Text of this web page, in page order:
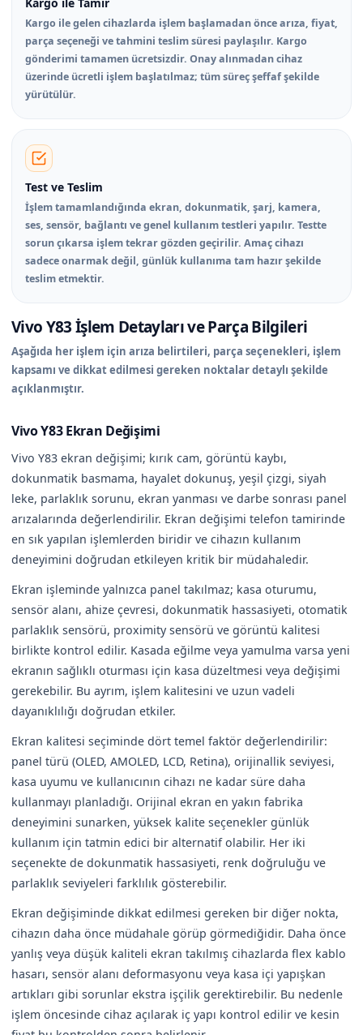
Kargo ile gelen cihazlarda işlem başlamadan önce arıza, fiyat,
parça seçeneği ve tahmini teslim süresi paylaşılır. Kargo
gönderimi tamamen ücretsizdir. Onay alınmadan cihaz
üzerinde ücretli işlem başlatılmaz; tüm süreç şeffaf şekilde
yürütülür.
Test ve Teslim
İşlem tamamlandığında ekran, dokunmatik, şarj, kamera,
ses, sensör, bağlantı ve genel kullanım testleri yapılır. Testte
sorun çıkarsa işlem tekrar gözden geçirilir. Amaç cihazı
sadece onarmak değil, günlük kullanıma tam hazır şekilde
teslim etmektir.
Vivo Y83 İşlem Detayları ve Parça Bilgileri
Aşağıda her işlem için arıza belirtileri, parça seçenekleri, işlem
kapsamı ve dikkat edilmesi gereken noktalar detaylı şekilde
açıklanmıştır.
Vivo Y83 Ekran Değişimi
Vivo Y83 ekran değişimi; kırık cam, görüntü kaybı,
dokunmatik basmama, hayalet dokunuş, yeşil çizgi, siyah
leke, parlaklık sorunu, ekran yanması ve darbe sonrası panel
arızalarında değerlendirilir. Ekran değişimi telefon tamirinde
en sık yapılan işlemlerden biridir ve cihazın kullanım
deneyimini doğrudan etkileyen kritik bir müdahaledir.
Ekran işleminde yalnızca panel takılmaz; kasa oturumu,
sensör alanı, ahize çevresi, dokunmatik hassasiyeti, otomatik
parlaklık sensörü, proximity sensörü ve görüntü kalitesi
birlikte kontrol edilir. Kasada eğilme veya yamulma varsa yeni
ekranın sağlıklı oturması için kasa düzeltmesi veya değişimi
gerekebilir. Bu ayrım, işlem kalitesini ve uzun vadeli
dayanıklılığı doğrudan etkiler.
Ekran kalitesi seçiminde dört temel faktör değerlendirilir:
panel türü (OLED, AMOLED, LCD, Retina), orijinallik seviyesi,
kasa uyumu ve kullanıcının cihazı ne kadar süre daha
kullanmayı planladığı. Orijinal ekran en yakın fabrika
deneyimini sunarken, yüksek kalite seçenekler günlük
kullanım için tatmin edici bir alternatif olabilir. Her iki
seçenekte de dokunmatik hassasiyeti, renk doğruluğu ve
parlaklık seviyeleri farklılık gösterebilir.
Ekran değişiminde dikkat edilmesi gereken bir diğer nokta,
cihazın daha önce müdahale görüp görmediğidir. Daha önce
yanlış veya düşük kaliteli ekran takılmış cihazlarda flex kablo
hasarı, sensör alanı deformasyonu veya kasa içi yapışkan
artıkları gibi sorunlar ekstra işçilik gerektirebilir. Bu nedenle
işlem öncesinde cihaz açılarak iç yapı kontrol edilir ve kesin